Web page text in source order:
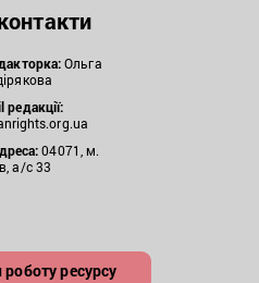
Ольга
редакції:
04071, м.
а/с 33
ресурсу